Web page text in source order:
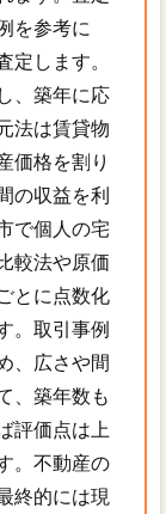
を参考に
定します。
、築年に応
法は賃貸物
価格を割り
の収益を利
で個人の宅
較法や原価
とに点数化
。取引事例
、広さや間
、築年数も
評価点は上
。不動産の
終的には現